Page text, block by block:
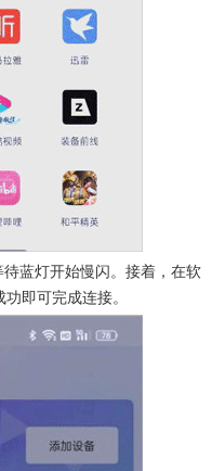
蓝灯开始慢闪。接着，在软
即可完成连接。